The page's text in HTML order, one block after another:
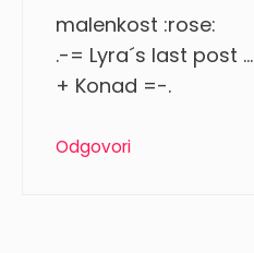
malenkost :rose:
.-= Lyra´s last post
+ Konad =-.
Odgovori